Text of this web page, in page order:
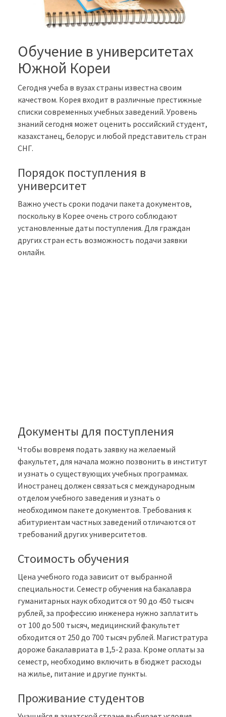
Обучение в университетах
Южной Кореи
Сегодня учеба в вузах страны известна своим
качеством. Корея входит в различные престижные
списки современных учебных заведений. Уровень
знаний сегодня может оценить российский студент,
казахстанец, белорус и любой представитель стран
СНГ.
Порядок поступления в
университет
Важно учесть сроки подачи пакета документов,
поскольку в Корее очень строго соблюдают
установленные даты поступления. Для граждан
других стран есть возможность подачи заявки
онлайн.
Документы для поступления
Чтобы вовремя подать заявку на желаемый
факультет, для начала можно позвонить в институт
и узнать о существующих учебных программах.
Иностранец должен связаться с международным
отделом учебного заведения и узнать о
необходимом пакете документов. Требования к
абитуриентам частных заведений отличаются от
требований других университетов.
Стоимость обучения
Цена учебного года зависит от выбранной
специальности. Семестр обучения на бакалавра
гуманитарных наук обходится от 90 до 450 тысяч
рублей, за профессию инженера нужно заплатить
от 100 до 500 тысяч, медицинский факультет
обходится от 250 до 700 тысяч рублей. Магистратура
дороже бакалавриата в 1,5-2 раза. Кроме оплаты за
семестр, необходимо включить в бюджет расходы
на жилье, питание и другие пункты.
Проживание студентов